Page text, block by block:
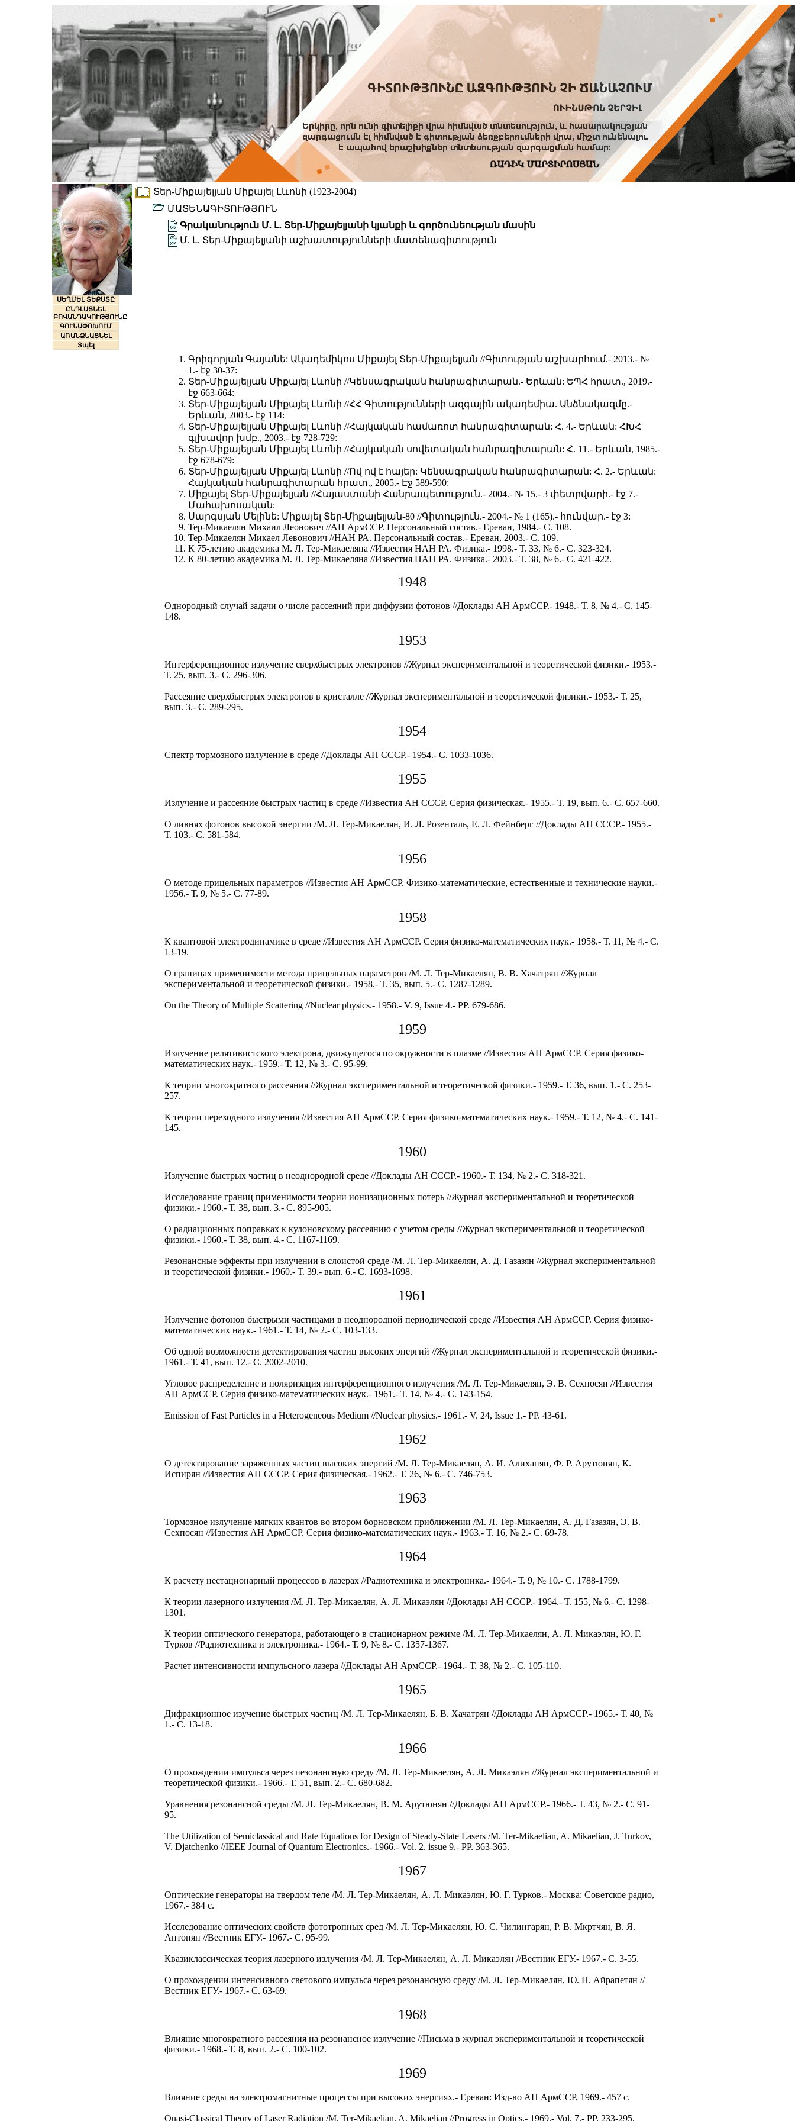
Տուն Օգնություն ՆԱԽԱՊԱՏՎՈՒԹՅՈՒՆՆԵՐ
ՍԵՂՄԵԼ ՏԵՔՍՏԸ
ԸՆԴԼԱՅՆԵԼ
ԲՈՎԱՆԴԱԿՈՒԹՅՈՒՆԸ
ԳՈՒՆԱՓՈԽՈՒՄ
ԱՌԱՆՁՆԱՑՆԵԼ
Տպել
Տեր-Միքայելյան Միքայել Լևոնի (1923-2004)
ՄԱՏԵՆԱԳԻՏՈՒԹՅՈՒՆ
Գրականություն Մ. Լ. Տեր-Միքայելյանի կյանքի և գործունեության մասին
Մ. Լ. Տեր-Միքայելյանի աշխատությունների մատենագիտություն
Գրիգորյան Գայանե: Ակադեմիկոս Միքայել Տեր-Միքայելյան //Գիտության աշխարհում.- 2013.- №
1.- էջ 30-37:
Տեր-Միքայելյան Միքայել Լևոնի //Կենսագրական հանրագիտարան.- Երևան: ԵՊՀ հրատ., 2019.-
էջ 663-664:
Տեր-Միքայելյան Միքայել Լևոնի //ՀՀ Գիտությունների ազգային ակադեմիա. Անձնակազմը.-
Երևան, 2003.- էջ 114:
Տեր-Միքայելյան Միքայել Լևոնի //Հայկական համառոտ հանրագիտարան: Հ. 4.- Երևան: ՀԽՀ
գլխավոր խմբ., 2003.- էջ 728-729:
Տեր-Միքայելյան Միքայել Լևոնի //Հայկական սովետական հանրագիտարան: Հ. 11.- Երևան, 1985.-
էջ 678-679:
Տեր-Միքայելյան Միքայել Լևոնի //Ով ով է հայեր: Կենսագրական հանրագիտարան: Հ. 2.- Երևան:
Հայկական հանրագիտարան հրատ., 2005.- Էջ 589-590:
Միքայել Տեր-Միքայելյան //Հայաստանի Հանրապետություն.- 2004.- № 15.- 3 փետրվարի.- էջ 7.-
Մահախոսական:
Սարգսյան Մելինե: Միքայել Տեր-Միքայելյան-80 //Գիտություն.- 2004.- № 1 (165).- հունվար.- էջ 3:
Тер-Микаелян Михаил Леонович //АН АрмССР. Персональный состав.- Ереван, 1984.- С. 108.
Тер-Микаелян Микаел Левонович //НАН РА. Персональный состав.- Ереван, 2003.- С. 109.
К 75-летию академика М. Л. Тер-Микаеляна //Известия НАН РА. Физика.- 1998.- Т. 33, № 6.- С. 323-324.
К 80-летию академика М. Л. Тер-Микаеляна //Известия НАН РА. Физика.- 2003.- Т. 38, № 6.- С. 421-422.
1948
Однородный случай задачи о числе рассеяний при диффузии фотонов //Доклады АН АрмССР.- 1948.- Т. 8, № 4.- С. 145-
148.
1953
Интерференционное излучение сверхбыстрых электронов //Журнал экспериментальной и теоретической физики.- 1953.-
Т. 25, вып. 3.- С. 296-306.
Рассеяние сверхбыстрых электронов в кристалле //Журнал экспериментальной и теоретической физики.- 1953.- Т. 25,
вып. 3.- С. 289-295.
1954
Спектр тормозного излучение в среде //Доклады АН СССР.- 1954.- С. 1033-1036.
1955
Излучение и рассеяние быстрых частиц в среде //Известия АН СССР. Серия физическая.- 1955.- Т. 19, вып. 6.- С. 657-660.
О ливнях фотонов высокой энергии /М. Л. Тер-Микаелян, И. Л. Розенталь, Е. Л. Фейнберг //Доклады АН СССР.- 1955.-
Т. 103.- С. 581-584.
1956
О методе прицельных параметров //Известия АН АрмССР. Физико-математические, естественные и технические науки.-
1956.- Т. 9, № 5.- С. 77-89.
1958
К квантовой электродинамике в среде //Известия АН АрмССР. Серия физико-математических наук.- 1958.- Т. 11, № 4.- С.
13-19.
О границах применимости метода прицельных параметров /М. Л. Тер-Микаелян, В. В. Хачатрян //Журнал
экспериментальной и теоретической физики.- 1958.- Т. 35, вып. 5.- С. 1287-1289.
On the Theory of Multiple Scattering //Nuclear physics.- 1958.- V. 9, Issue 4.- PP. 679-686.
1959
Излучение релятивистского электрона, движущегося по окружности в плазме //Известия АН АрмССР. Серия физико-
математических наук.- 1959.- Т. 12, № 3.- С. 95-99.
К теории многократного рассеяния //Журнал экспериментальной и теоретической физики.- 1959.- Т. 36, вып. 1.- С. 253-
257.
К теории переходного излучения //Известия АН АрмССР. Серия физико-математических наук.- 1959.- Т. 12, № 4.- С. 141-
145.
1960
Излучение быстрых частиц в неоднородной среде //Доклады АН СССР.- 1960.- Т. 134, № 2.- С. 318-321.
Исследование границ применимости теории ионизационных потерь //Журнал экспериментальной и теоретической
физики.- 1960.- Т. 38, вып. 3.- С. 895-905.
О радиационных поправках к кулоновскому рассеянию с учетом среды //Журнал экспериментальной и теоретической
физики.- 1960.- Т. 38, вып. 4.- С. 1167-1169.
Резонансные эффекты при излучении в слоистой среде /М. Л. Тер-Микаелян, А. Д. Газазян //Журнал экспериментальной
и теоретической физики.- 1960.- Т. 39.- вып. 6.- С. 1693-1698.
1961
Излучение фотонов быстрыми частицами в неоднородной периодической среде //Известия АН АрмССР. Серия физико-
математических наук.- 1961.- Т. 14, № 2.- С. 103-133.
Об одной возможности детектирования частиц высоких энергий //Журнал экспериментальной и теоретической физики.-
1961.- Т. 41, вып. 12.- С. 2002-2010.
Угловое распределение и поляризация интерференционного излучения /М. Л. Тер-Микаелян, Э. В. Сехпосян //Известия
АН АрмССР. Серия физико-математических наук.- 1961.- Т. 14, № 4.- С. 143-154.
Emission of Fast Particles in a Heterogeneous Medium //Nuclear physics.- 1961.- V. 24, Issue 1.- PP. 43-61.
1962
О детектирование заряженных частиц высоких энергий /М. Л. Тер-Микаелян, А. И. Алиханян, Ф. Р. Арутюнян, К.
Испирян //Известия АН СССР. Серия физическая.- 1962.- Т. 26, № 6.- С. 746-753.
1963
Тормозное излучение мягких квантов во втором борновском приближении /М. Л. Тер-Микаелян, А. Д. Газазян, Э. В.
Сехпосян //Известия АН АрмССР. Серия физико-математических наук.- 1963.- Т. 16, № 2.- С. 69-78.
1964
К расчету нестационарный процессов в лазерах //Радиотехника и электроника.- 1964.- Т. 9, № 10.- С. 1788-1799.
К теории лазерного излучения /М. Л. Тер-Микаелян, А. Л. Микаэлян //Доклады АН СССР.- 1964.- Т. 155, № 6.- С. 1298-
1301.
К теории оптического генератора, работающего в стационарном режиме /М. Л. Тер-Микаелян, А. Л. Микаэлян, Ю. Г.
Турков //Радиотехника и электроника.- 1964.- Т. 9, № 8.- С. 1357-1367.
Расчет интенсивности импульсного лазера //Доклады АН АрмССР.- 1964.- Т. 38, № 2.- С. 105-110.
1965
Дифракционное изучение быстрых частиц /М. Л. Тер-Микаелян, Б. В. Хачатрян //Доклады АН АрмССР.- 1965.- Т. 40, №
1.- С. 13-18.
1966
О прохождении импульса через пезонансную среду /М. Л. Тер-Микаелян, А. Л. Микаэлян //Журнал экспериментальной и
теоретической физики.- 1966.- Т. 51, вып. 2.- С. 680-682.
Уравнения резонансной среды /М. Л. Тер-Микаелян, В. М. Арутюнян //Доклады АН АрмССР.- 1966.- Т. 43, № 2.- С. 91-
95.
The Utilization of Semiclassical and Rate Equations for Design of Steady-State Lasers /M. Ter-Mikaelian, A. Mikaelian, J. Turkov,
V. Djatchenko //IEEE Journal of Quantum Electronics.- 1966.- Vol. 2. issue 9.- PP. 363-365.
1967
Оптические генераторы на твердом теле /М. Л. Тер-Микаелян, А. Л. Микаэлян, Ю. Г. Турков.- Москва: Советское радио,
1967.- 384 с.
Исследование оптических свойств фототропных сред /М. Л. Тер-Микаелян, Ю. С. Чилингарян, Р. В. Мкртчян, В. Я.
Антонян //Вестник ЕГУ.- 1967.- С. 95-99.
Квазиклассическая теория лазерного излучения /М. Л. Тер-Микаелян, А. Л. Микаэлян //Вестник ЕГУ.- 1967.- С. 3-55.
О прохождении интенсивного светового импульса через резонансную среду /М. Л. Тер-Микаелян, Ю. Н. Айрапетян //
Вестник ЕГУ.- 1967.- С. 63-69.
1968
Влияние многократного рассеяния на резонансное излучение //Письма в журнал экспериментальной и теоретической
физики.- 1968.- Т. 8, вып. 2.- С. 100-102.
1969
Влияние среды на электромагнитные процессы при высоких энергиях.- Ереван: Изд-во АН АрмССР, 1969.- 457 с.
Quasi-Classical Theory of Laser Radiation /M. Ter-Mikaelian, A. Mikaelian //Progress in Optics.- 1969.- Vol. 7.- PP. 233-295.